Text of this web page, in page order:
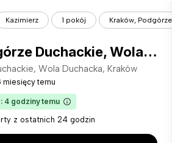
Kazimierz 1 pokój Kraków,
Kraków, Podgórze Duchackie, Wola Duchacka, Kraków
Wola Duchacka, Kraków
miesięcy temu
4 godziny temu
z ostatnich 24 godzin